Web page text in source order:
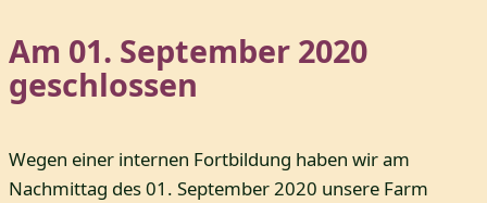
Am 01. September 2020
geschlossen
Wegen einer internen Fortbildung haben wir am
Nachmittag des 01. September 2020 unsere Farm